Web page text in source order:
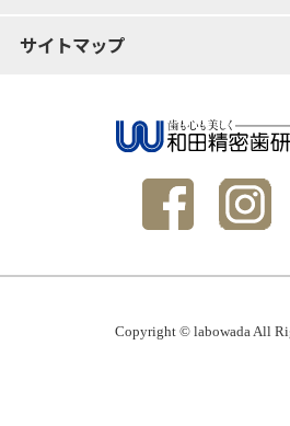
サイトマップ
Copyright © labowada All